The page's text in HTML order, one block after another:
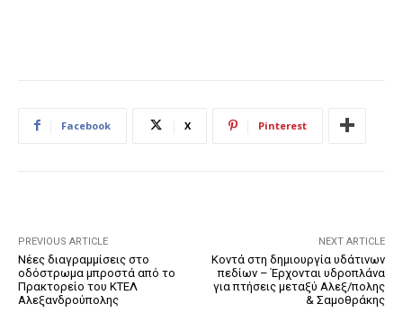
Facebook X Pinterest
PREVIOUS ARTICLE
Νέες διαγραμμίσεις στο
οδόστρωμα μπροστά από το
Πρακτορείο του ΚΤΕΛ
Αλεξανδρούπολης
NEXT ARTICLE
Κοντά στη δημιουργία υδάτινων
πεδίων – Έρχονται υδροπλάνα
για πτήσεις μεταξύ Αλεξ/πολης
& Σαμοθράκης